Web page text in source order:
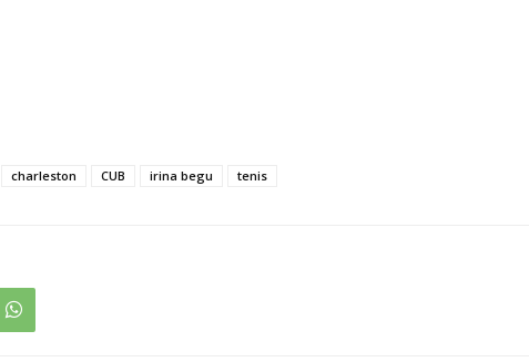
charleston CUB irina begu tenis